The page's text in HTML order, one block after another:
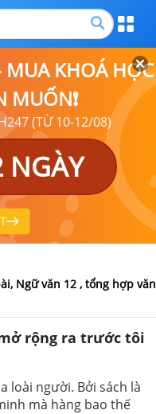
MUA KHOÁ HỌC
MUỐN❗
(TỪ 10-12/08)
NGÀY
Ngữ văn 12 , tổng hợp văn
rộng ra trước tôi
loài người. Bởi sách là
mà hàng bao thế